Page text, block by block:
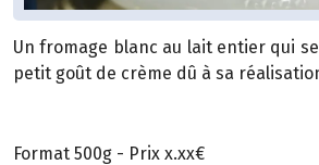
Un fromage blanc au lait entier qui
petit goût de crème dû à sa
Format 500g - Prix x.xx€